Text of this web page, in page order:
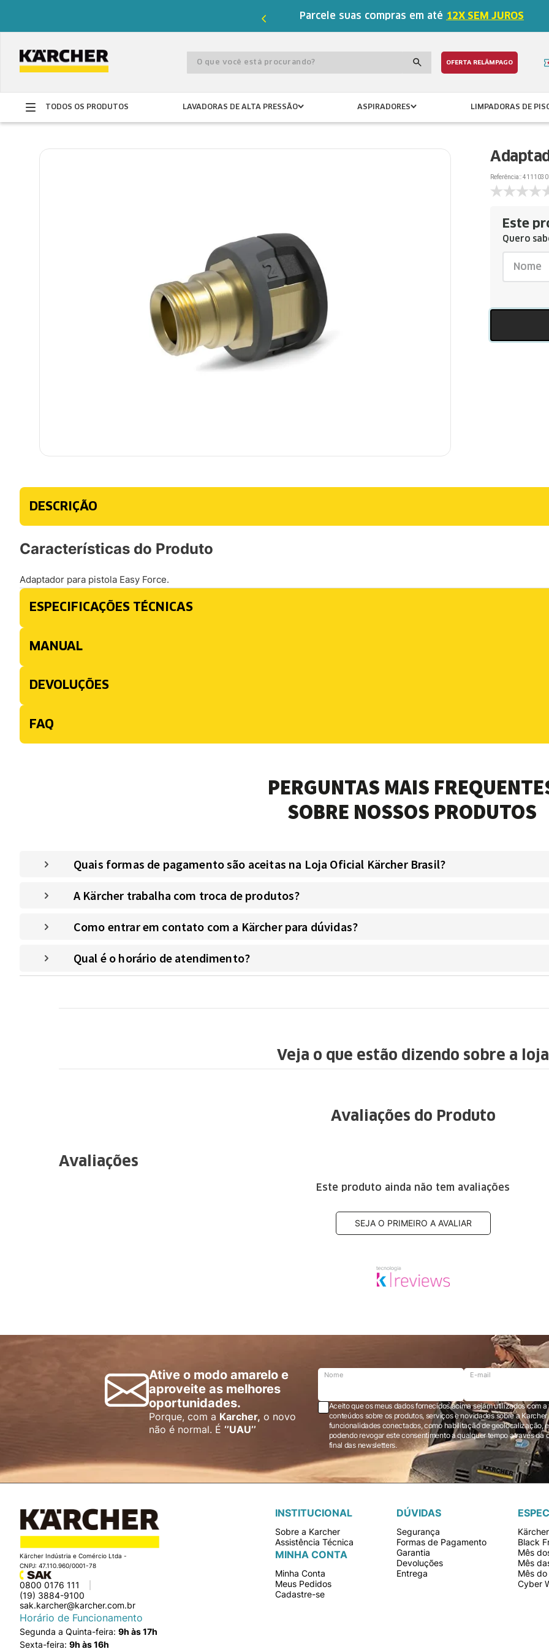
Parcele suas compras em até 12X SEM JUROS
O que você está procurando? OFERTA RELÂMPAGO
TODOS OS PRODUTOS LAVADORAS DE ALTA PRESSÃO ASPIRADORES LIMPADORAS DE
Referência::
Este
Quero
DESCRIÇÃO
Características do Produto
Adaptador para pistola Easy Force.
ESPECIFICAÇÕES TÉCNICAS
MANUAL
DEVOLUÇÕES
FAQ
PERGUNTAS MAIS
SOBRE NOSSOS PRODUTOS
Quais formas de pagamento são aceitas na Loja Oficial Kärcher Brasil?
A Kärcher trabalha com troca de produtos?
Como entrar em contato com a Kärcher para dúvidas?
Qual é o horário de atendimento?
Veja o que estão dizendo sobre a loja
Avaliações do Produto
Avaliações
Este produto ainda não tem avaliações
SEJA O PRIMEIRO A AVALIAR
Ative o modo amarelo e
aproveite as melhores
oportunidades.
Porque, com a Karcher, o novo
não é normal. É ‘’UAU’’
Nome E-mail
Aceito que os meus dados fornecidos acima sejam utilizados com
conteúdos sobre os produtos, serviços e novidades sobre a Karcher Brasil via e-mail marketing e registro de
funcionalidades conectados, como habilitação de geolocalização,
podendo revogar este consentimento a qualquer tempo através da opção “cancelar inscrição” localizada ao
final das newsletters.
Kärcher Indústria e Comércio Ltda -
CNPJ: 47.110.960/0001-78
0800 0176 111
(19) 3884-9100
sak.karcher@karcher.com.br
Horário de Funcionamento
Segunda a Quinta-feira: 9h às 17h
Sexta-feira: 9h às 16h
INSTITUCIONAL
Sobre a Karcher
Assistência Técnica
MINHA CONTA
Minha Conta
Meus Pedidos
Cadastre-se
DÚVIDAS
Segurança
Formas de Pagamento
Garantia
Devoluções
Entrega
Black
Mês
Mês
Mês
Cyber